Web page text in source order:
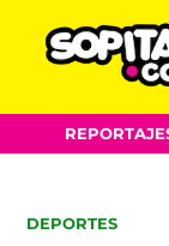
Skip
to
POSTED
DEPORTES